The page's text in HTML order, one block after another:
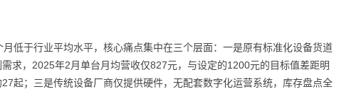
低于行业平均水平，核心痛点集中在三个层面：一是原有标准化设备货道
求，2025年2月单台月均营收仅827元，与设定的1200元的目标值差距明
起；三是传统设备厂商仅提供硬件，无配套数字化运营系统，库存盘点全